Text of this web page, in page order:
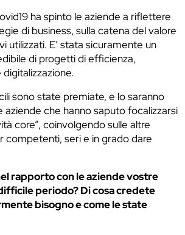
ha spinto le aziende a riflettere
di business, sulla catena del valore
utilizzati. E’ stata sicuramente un
di progetti di efficienza,
sono state premiate, e lo saranno
aziende che hanno saputo focalizzarsi
core”, coinvolgendo sulle altre
competenti, seri e in grado dare
rapporto con le aziende vostre
periodo? Di cosa credete
bisogno e come le state